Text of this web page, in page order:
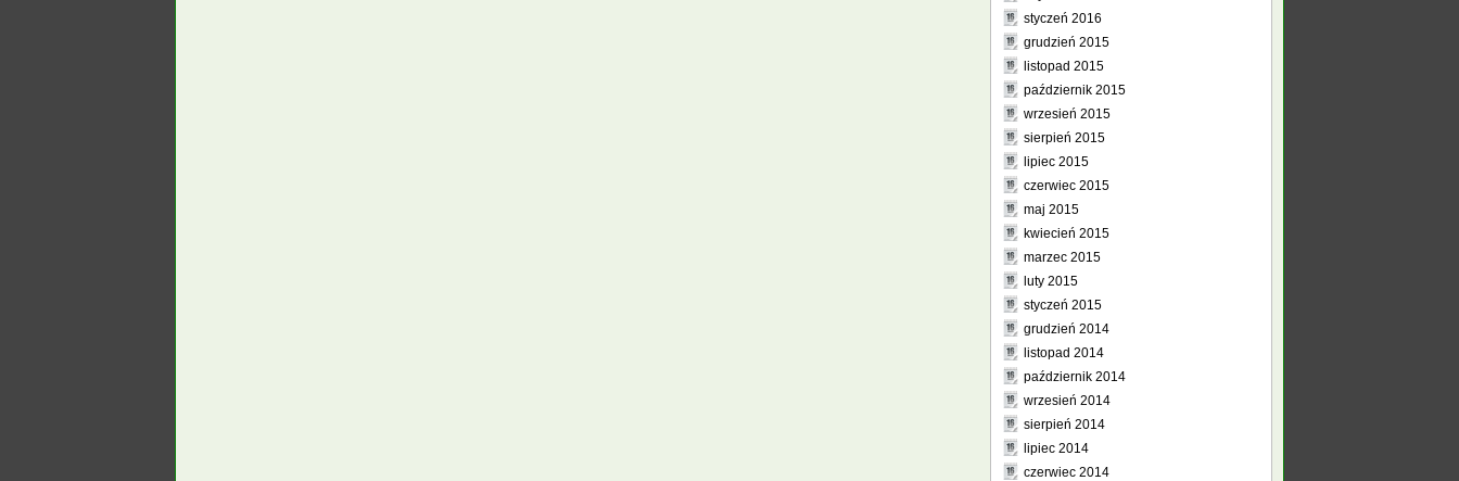
styczeń 2016
grudzień 2015
listopad 2015
październik 2015
wrzesień 2015
sierpień 2015
lipiec 2015
czerwiec 2015
maj 2015
kwiecień 2015
marzec 2015
luty 2015
styczeń 2015
grudzień 2014
listopad 2014
październik 2014
wrzesień 2014
sierpień 2014
lipiec 2014
czerwiec 2014